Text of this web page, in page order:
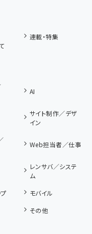
連載・特集
AI
サイト制作／デザ
イン
Web担当者／仕事
レンサバ／システ
ム
モバイル
その他